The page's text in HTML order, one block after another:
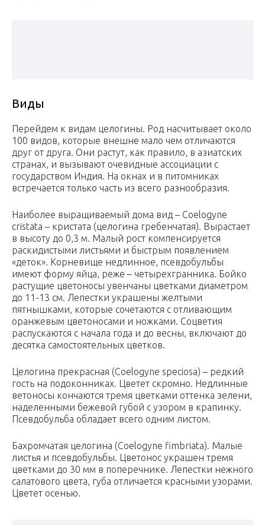
Виды
Перейдем к видам целогины. Род насчитывает около
100 видов, которые внешне мало чем отличаются
друг от друга. Они растут, как правило, в азиатских
странах, и вызывают очевидные ассоциации с
государством Индия. На окнах и в питомниках
встречается только часть из всего разнообразия.
Наиболее выращиваемый дома вид – Coelogyne
cristata – кристата (целогина гребенчатая). Вырастает
в высоту до 0,3 м. Малый рост компенсируется
раскидистыми листьями и быстрым появлением
«деток». Корневище недлинное, псевдобульбы
имеют форму яйца, реже – четырехгранника. Бойко
растущие цветоносы увенчаны цветками диаметром
до 11-13 см. Лепестки украшены желтыми
пятнышками, которые сочетаются с отливающим
оранжевым цветоносами и ножками. Соцветия
распускаются с начала года и до весны, включают до
десятка самостоятельных цветков.
Целогина прекрасная (Coelogyne speciosa) – редкий
гость на подоконниках. Цветет скромно. Недлинные
ветоносы кончаются тремя цветками оттенка зелени,
наделенными бежевой губой с узором в крапинку.
Псевдобульба обладает всего одним листом.
Бахромчатая целогина (Coelogyne fimbriata). Малые
листья и псевдобульбы. Цветонос украшен тремя
цветками до 30 мм в поперечнике. Лепестки нежного
салатового цвета, губа отличается красными узорами.
Цветет осенью.